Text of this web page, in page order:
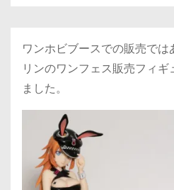
ワンホビブースでの販売で
リンのワンフェス販売フィギ
ました。